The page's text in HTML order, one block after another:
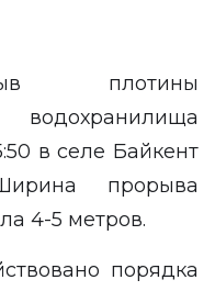
плотины
в селе Байкент
прорыва
4-5 метров.
порядка